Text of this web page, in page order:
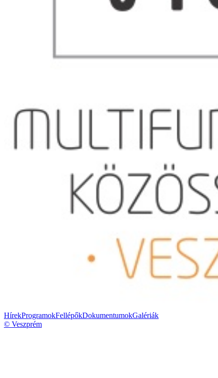
HírekProgramokFellépőkDokumentumokGalériák
© Veszprém